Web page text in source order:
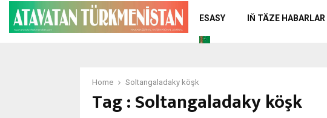
ESASY IŇ TÄZE HABARLAR
Home Soltangaladaky köşk
Tag : Soltangaladaky köşk